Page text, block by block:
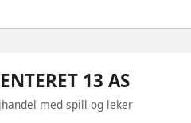
13 AS
med spill og leker